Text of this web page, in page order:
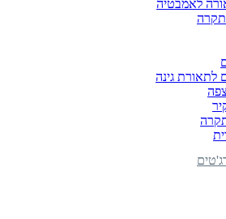
לאמבטיה
תקרה
לתאורת גינה